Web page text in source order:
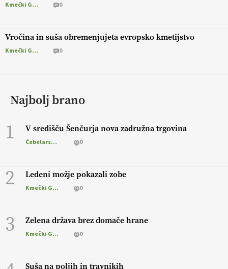
Kmečki Glas 0
Vročina in suša obremenjujeta evropsko kmetijstvo
Kmečki Glas 0
Najbolj brano
1 V središču Šenčurja nova zadružna trgovina
Čebelarstvo 0
2 Ledeni možje pokazali zobe
Kmečki Glas 0
3 Zelena država brez domače hrane
Kmečki Glas 0
Suša na poljih in travnikih